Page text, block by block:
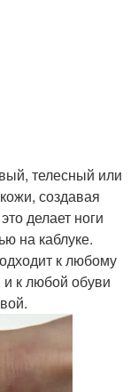
телесный или
создавая
делает ноги
на каблуке.
к любому
и к любой обуви